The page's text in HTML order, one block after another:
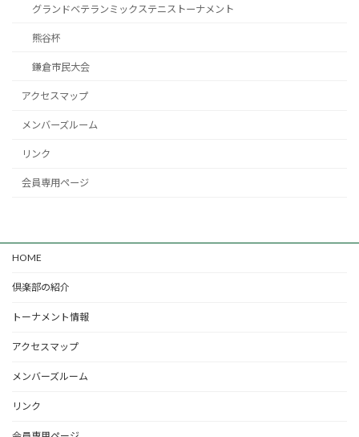
グランドベテランミックステニストーナメント
熊谷杯
鎌倉市民大会
アクセスマップ
メンバーズルーム
リンク
会員専用ページ
HOME
倶楽部の紹介
トーナメント情報
アクセスマップ
メンバーズルーム
リンク